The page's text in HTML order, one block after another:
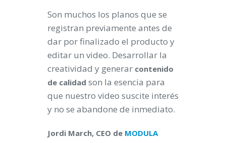
Son muchos los planos que se
registran previamente antes de
dar por finalizado el producto y
editar un video. Desarrollar la
creatividad y generar contenido
de calidad son la esencia para
que nuestro video suscite interés
y no se abandone de inmediato.
Jordi March, CEO de MODULA